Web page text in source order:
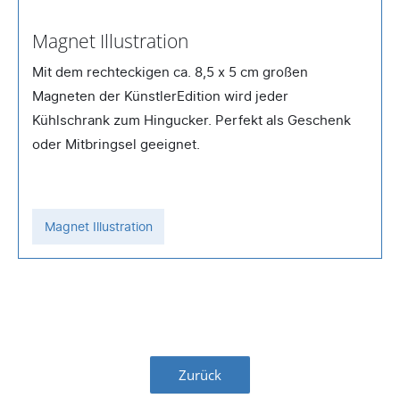
Magnet Illustration
Mit dem rechteckigen ca. 8,5 x 5 cm großen
Magneten der KünstlerEdition wird jeder
Kühlschrank zum Hingucker. Perfekt als Geschenk
oder Mitbringsel geeignet.
Magnet Illustration
Zurück